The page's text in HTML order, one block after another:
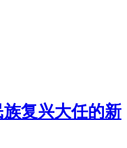
族复兴大任的新